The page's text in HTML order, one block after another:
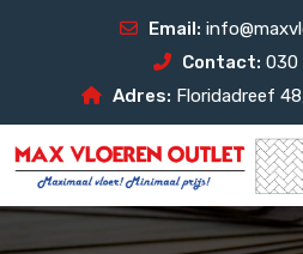
Email:
Contact: 030
Adres: Floridadreef